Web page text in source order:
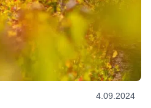
4.09.2024